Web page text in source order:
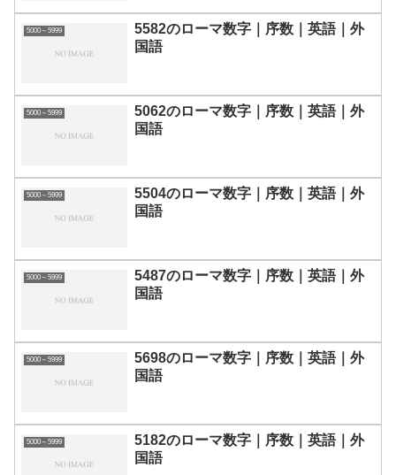
5000～5999
5582のローマ数字｜序数｜英語｜外
国語
5000～5999
5062のローマ数字｜序数｜英語｜外
国語
5000～5999
5504のローマ数字｜序数｜英語｜外
国語
5000～5999
5487のローマ数字｜序数｜英語｜外
国語
5000～5999
5698のローマ数字｜序数｜英語｜外
国語
5000～5999
5182のローマ数字｜序数｜英語｜外
国語